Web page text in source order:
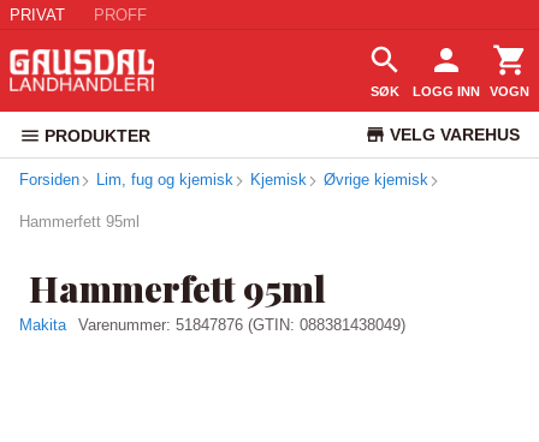
PRIVAT PROFF
SØK LOGG INN VOGN
PRODUKTER VELG VAREHUS
KUNDESERVICE
Forsiden Lim, fug og kjemisk Kjemisk Øvrige kjemisk
Hammerfett 95ml
Hammerfett 95ml
Makita Varenummer: 51847876 (GTIN: 088381438049)